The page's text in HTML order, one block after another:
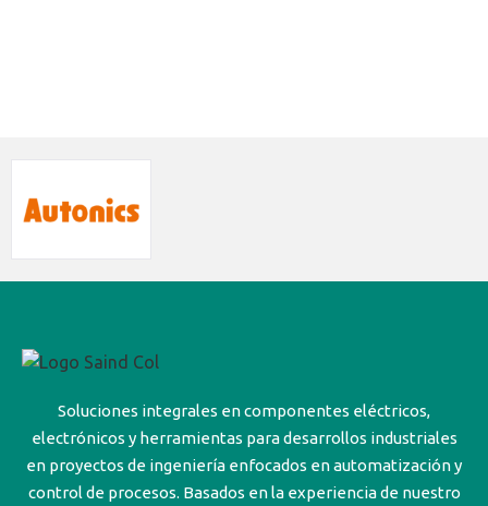
Soluciones integrales en componentes eléctricos,
electrónicos y herramientas para desarrollos industriales
en proyectos de ingeniería enfocados en automatización y
control de procesos. Basados en la experiencia de nuestro